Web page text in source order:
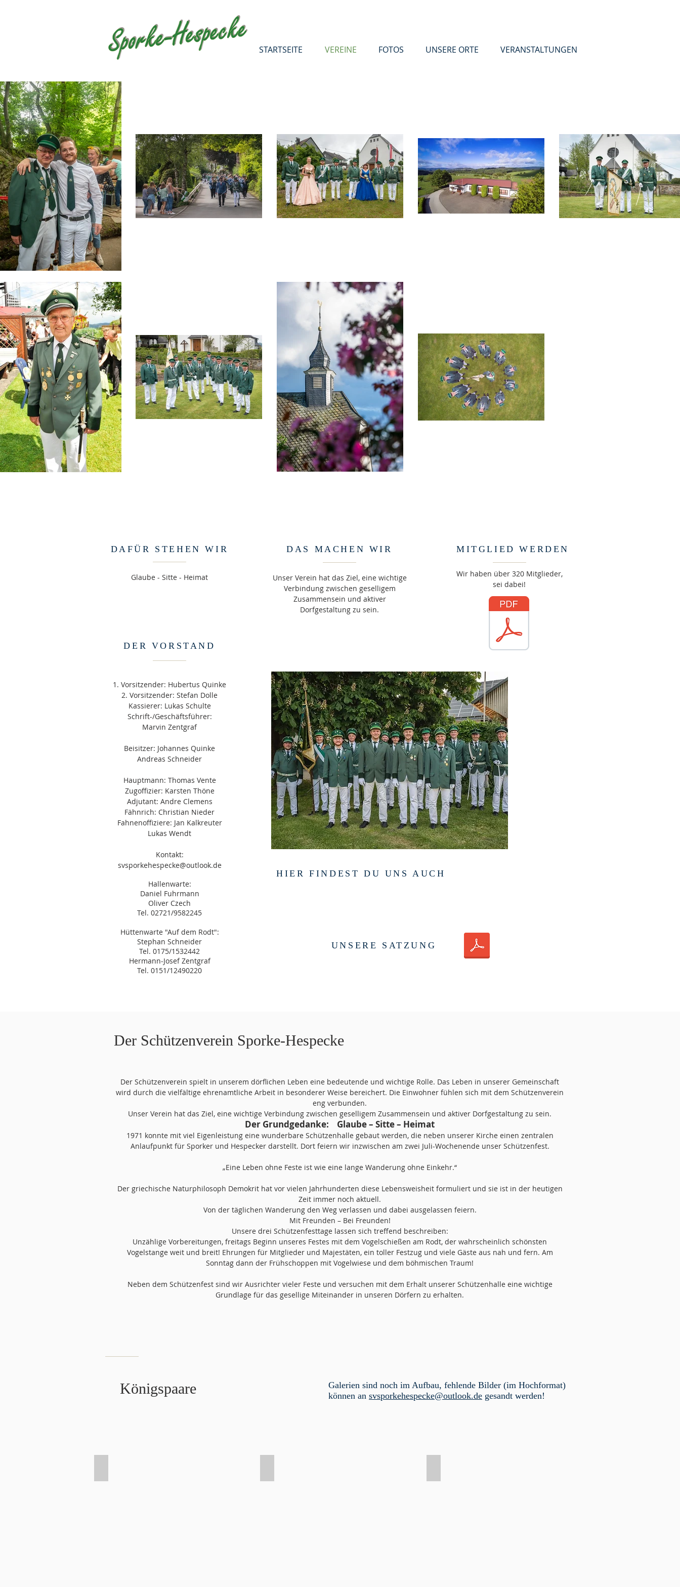
STARTSEITE VEREINE FOTOS UNSERE ORTE VERANSTALTUNGEN
DAFÜR STEHEN WIR
Glaube - Sitte - Heimat
DER VORSTAND
DAS MACHEN WIR
Unser Verein hat das Ziel, eine wichtige
Verbindung zwischen geselligem
Zusammensein und aktiver
Dorfgestaltung zu sein.
MITGLIED WERDEN
Wir haben über 320 Mitglieder,
sei dabei!
1. Vorsitzender: Hubertus Quinke
2. Vorsitzender: Stefan Dolle
Kassierer: Lukas Schulte
Schrift-/Geschäftsführer:
Marvin Zentgraf
Beisitzer: Johannes Quinke
Andreas Schneider
Hauptmann: Thomas Vente
Zugoffizier: Karsten Thöne
Adjutant: Andre Clemens
Fähnrich: Christian Nieder
Fahnenoffiziere: Jan Kalkreuter
Lukas Wendt
Kontakt:
svsporkehespecke@outlook.de
Hallenwarte:
Daniel Fuhrmann
Oliver Czech
Tel. 02721/9582245
Hüttenwarte "Auf dem Rodt":
Stephan Schneider
Tel. 0175/1532442
Hermann-Josef Zentgraf
Tel. 0151/12490220
HIER FINDEST DU UNS AUCH
UNSERE SATZUNG
Der Schützenverein Sporke-Hespecke
Der Schützenverein spielt in unserem dörflichen Leben eine bedeutende und wichtige Rolle. Das Leben in unserer Gemeinschaft
wird durch die vielfältige ehrenamtliche Arbeit in besonderer Weise bereichert. Die Einwohner fühlen sich mit dem Schützenverein
eng verbunden.
Unser Verein hat das Ziel, eine wichtige Verbindung zwischen geselligem Zusammensein und aktiver Dorfgestaltung zu sein.
Der Grundgedanke: Glaube – Sitte – Heimat
1971 konnte mit viel Eigenleistung eine wunderbare Schützenhalle gebaut werden, die neben unserer Kirche einen zentralen
Anlaufpunkt für Sporker und Hespecker darstellt. Dort feiern wir inzwischen am zwei Juli-Wochenende unser Schützenfest.
„Eine Leben ohne Feste ist wie eine lange Wanderung ohne Einkehr.“
Der griechische Naturphilosoph Demokrit hat vor vielen Jahrhunderten diese Lebensweisheit formuliert und sie ist in der heutigen
Zeit immer noch aktuell.
Von der täglichen Wanderung den Weg verlassen und dabei ausgelassen feiern.
Mit Freunden – Bei Freunden!
Unsere drei Schützenfesttage lassen sich treffend beschreiben:
Unzählige Vorbereitungen, freitags Beginn unseres Festes mit dem Vogelschießen am Rodt, der wahrscheinlich schönsten
Vogelstange weit und breit! Ehrungen für Mitglieder und Majestäten, ein toller Festzug und viele Gäste aus nah und fern. Am
Sonntag dann der Frühschoppen mit Vogelwiese und dem böhmischen Traum!
Neben dem Schützenfest sind wir Ausrichter vieler Feste und versuchen mit dem Erhalt unserer Schützenhalle eine wichtige
Grundlage für das gesellige Miteinander in unseren Dörfern zu erhalten.
Königspaare
Galerien sind noch im Aufbau, fehlende Bilder (im Hochformat)
können an svsporkehespecke@outlook.de gesandt werden!